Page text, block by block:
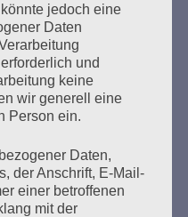
mehr ...
Zurück
jedoch eine
Daten
und
keine
wir generell eine
Person ein.
Daten,
der Anschrift, E-Mail-
einer betroffenen
mit der